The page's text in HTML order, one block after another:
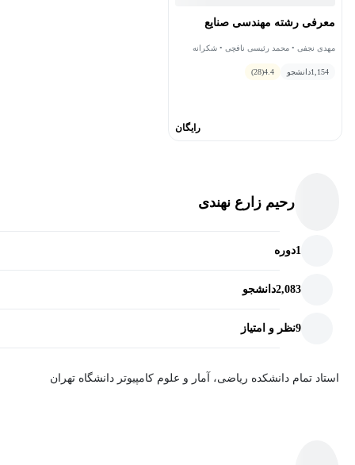
معرفی رشته مهندسی صنایع
مهدی نجفی • محمد رئیسی نافچی • شکرانه
1,154دانشجو 4.4
(28)
رایگان
رحیم زارع نهندی
1دوره
2,083دانشجو
9نظر و امتیاز
استاد تمام دانشکده ریاضی، آمار و علوم کامپیوتر دانشگاه تهران